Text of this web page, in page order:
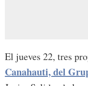
El jueves 22, tres
Canahauti, del